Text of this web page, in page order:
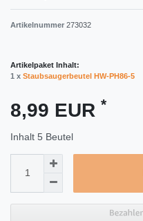
Artikelnummer 273032
Artikelpaket Inhalt:
1 x Staubsaugerbeutel HW-PH86-5
8,99 EUR *
Inhalt 5 Beutel